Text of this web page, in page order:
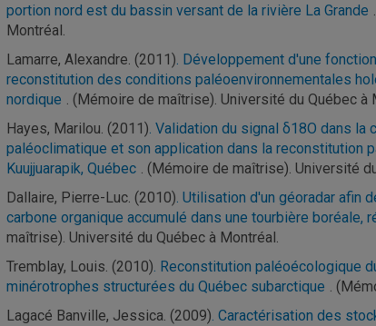
portion nord est du bassin versant de la rivière La Grande
Montréal.
Lamarre, Alexandre. (2011). Développement d'une
reconstitution des conditions paléoenvironnementales
nordique . (Mémoire de maîtrise). Université du Québec à
Hayes, Marilou. (2011). Validation du signal δ18O dans
paléoclimatique et son application dans la reconstitution
Kuujjuarapik, Québec . (Mémoire de maîtrise). Université
Dallaire, Pierre-Luc. (2010). Utilisation d'un géoradar afin
carbone organique accumulé dans une tourbière boréale,
maîtrise). Université du Québec à Montréal.
Tremblay, Louis. (2010). Reconstitution paléoécologique
minérotrophes structurées du Québec subarctique .
Lagacé Banville, Jessica. (2009). Caractérisation des